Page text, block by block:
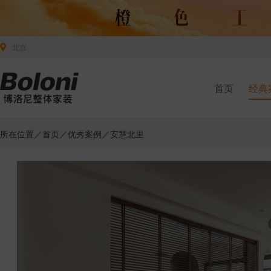
首页 经典
所在位置／首页 ／优秀案例 ／安慧北里